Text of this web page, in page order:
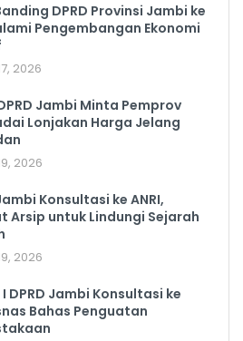
DPRD Provinsi Jambi ke
Pengembangan Ekonomi
2026
Jambi Minta Pemprov
Lonjakan Harga Jelang
2026
Konsultasi ke ANRI,
Arsip untuk Lindungi Sejarah
2026
DPRD Jambi Konsultasi ke
Bahas Penguatan